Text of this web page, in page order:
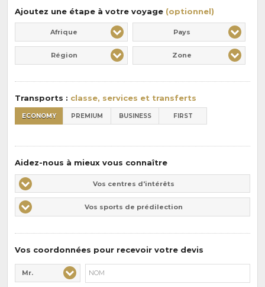
Ajoutez une étape à votre voyage (optionnel)
Afrique Pays
Région Zone
Transports : classe, services et transferts
ECONOMY PREMIUM BUSINESS FIRST
Aidez-nous à mieux vous connaître
Vos
centres
d'intérêts
Vos centres d'intérêts
Vos
sports
Vos sports de prédilection
Vos coordonnées pour recevoir votre devis
Civilité* :
Mr.
Nom* :